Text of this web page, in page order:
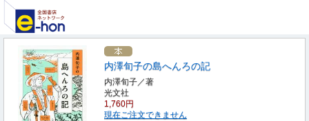
内澤旬子の島へんろの記
内澤旬子／著
光文社
1,760円
現在ご注文できません